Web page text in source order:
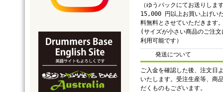
（ゆうパックにてお送りしま
15,000 円以上お買い上げい
料無料とさせていただきます
(サイズが小さい商品のご注
利用可能です）
発送について
ご入金を確認した後、注文日
いたします。受注生産等、商
だくものもございます。